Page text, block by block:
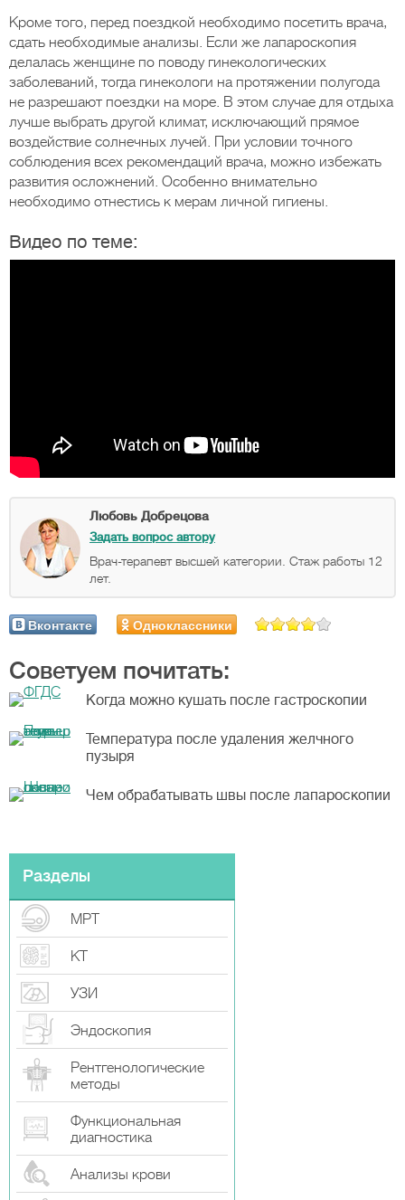
Кроме того, перед поездкой необходимо посетить врача,
сдать необходимые анализы. Если же лапароскопия
делалась женщине по поводу гинекологических
заболеваний, тогда гинекологи на протяжении полугода
не разрешают поездки на море. В этом случае для отдыха
лучше выбрать другой климат, исключающий прямое
воздействие солнечных лучей. При условии точного
соблюдения всех рекомендаций врача, можно избежать
развития осложнений. Особенно внимательно
необходимо отнестись к мерам личной гигиены.
Видео по теме:
Любовь Добрецова
Задать вопрос автору
Врач-терапевт высшей категории. Стаж работы 12
лет.
Вконтакте Одноклассники
Советуем почитать:
Когда можно кушать после гастроскопии
Температура после удаления желчного
пузыря
Чем обрабатывать швы после лапароскопии
Разделы
МРТ
КТ
УЗИ
Эндоскопия
Рентгенологические
методы
Функциональная
диагностика
Анализы крови